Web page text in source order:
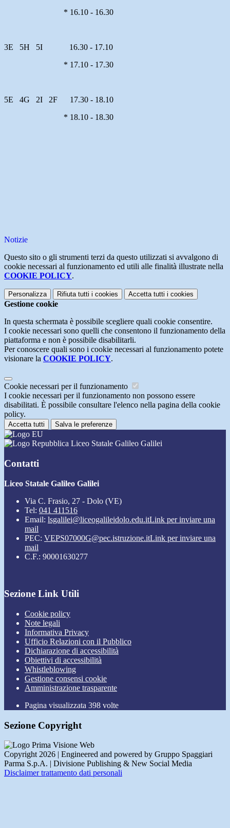
* 16.10 - 16.30
3E 5H 5I
16.30 - 17.10
* 17.10 - 17.30
5E 4G 2I 2F 17.30 - 18.10
* 18.10 - 18.30
Notizie
Questo sito o gli strumenti terzi da questo utilizzati si avvalgono di
cookie necessari al funzionamento ed utili alle finalità illustrate nella
COOKIE POLICY.
Personalizza Rifiuta tutti i cookies Accetta tutti i cookies
Gestione cookie
In questa schermata è possibile scegliere quali cookie consentire.
I cookie necessari sono quelli che consentono il funzionamento della
piattaforma e non è possibile disabilitarli.
Per conoscere quali sono i cookie necessari al funzionamento potete
visionare la COOKIE POLICY.
Cookie necessari per il funzionamento
I cookie necessari per il funzionamento non possono essere
disabilitati. È possibile consultare l'elenco nella pagina della cookie
policy.
Accetta tutti Salva le preferenze
Liceo Statale Galileo Galilei
Contatti
Liceo Statale Galileo Galilei
Via C. Frasio, 27 - Dolo (VE)
Tel: 041 411516
Email: lsgalilei@liceogalileidolo.edu.itLink per inviare una
mail
PEC: VEPS07000G@pec.istruzione.itLink per inviare una
mail
C.F.: 90001630277
Sezione Link Utili
Cookie policy
Note legali
Informativa Privacy
Ufficio Relazioni con il Pubblico
Dichiarazione di accessibilità
Obiettivi di accessibilità
Whistleblowing
Gestione consensi cookie
Amministrazione trasparente
Pagina visualizzata 398 volte
Sezione Copyright
Copyright 2026 | Engineered and powered by Gruppo Spaggiari
Parma S.p.A. | Divisione Publishing & New Social Media
Disclaimer trattamento dati personali